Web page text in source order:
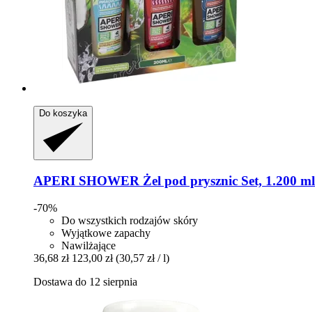
Do koszyka
APERI SHOWER Żel pod prysznic Set, 1.200 ml
-70%
Do wszystkich rodzajów skóry
Wyjątkowe zapachy
Nawilżające
36,68 zł 123,00 zł (30,57 zł / l)
Dostawa do 12 sierpnia